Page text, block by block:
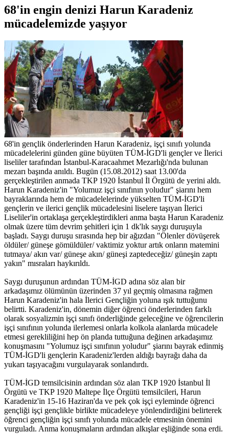
68'in engin denizi Harun Karadeniz
mücadelemizde yaşıyor
68'in gençlik önderlerinden Harun Karadeniz, işçi sınıfı yolunda
mücadelelerini günden güne büyüten TÜM-İGD'li gençler ve İlerici
liseliler tarafından İstanbul-Karacaahmet Mezarlığı'nda bulunan
mezarı başında anıldı. Bugün (15.08.2012) saat 13.00'da
gerçekleştirilen anmada TKP 1920 İstanbul İl Örgütü de yerini aldı.
Harun Karadeniz'in "Yolumuz işçi sınıfının yoludur" şiarını hem
bayraklarında hem de mücadelelerinde yükselten TÜM-İGD'li
gençlerin ve ilerici gençlik mücadelesini liselere taşıyan İlerici
Liseliler'in ortaklaşa gerçekleştirdikleri anma başta Harun Karadeniz
olmak üzere tüm devrim şehitleri için 1 dk'lık saygı duruşuyla
başladı. Saygı duruşu sırasında hep bir ağızdan "Ölenler dövüşerek
öldüler/ güneşe gömüldüler/ vaktimiz yoktur artık onların matemini
tutmaya/ akın var/ güneşe akın/ güneşi zaptedeceğiz/ güneşin zaptı
yakın" mısraları haykırıldı.
Saygı duruşunun ardından TÜM-İGD adına söz alan bir
arkadaşımız ölümünün üzerinden 37 yıl geçmiş olmasına rağmen
Harun Karadeniz'in hala İlerici Gençliğin yoluna ışık tuttuğunu
belirtti. Karadeniz'in, dönemin diğer öğrenci önderlerinden farklı
olarak sosyalizmin işçi sınıfı önderliğinde geleceğine ve öğrencilerin
işçi sınıfının yolunda ilerlemesi onlarla kolkola alanlarda mücadele
etmesi gerekliliğini hep ön planda tuttuğuna değinen arkadaşımız
konuşmasını "Yolumuz işçi sınıfının yoludur" şiarını bayrak edinmiş
TÜM-İGD'li gençlerin Karadeniz'lerden aldığı bayrağı daha da
yukarı taşıyacağını vurgulayarak sonlandırdı.
TÜM-İGD temsilcisinin ardından söz alan TKP 1920 İstanbul İl
Örgütü ve TKP 1920 Maltepe İlçe Örgütü temsilcileri, Harun
Karadeniz'in 15-16 Haziran'da ve pek çok işçi eyleminde öğrenci
gençliği işçi gençlikle birlikte mücadeleye yönlendirdiğini belirterek
öğrenci gençliğin işçi sınıfı yolunda mücadele etmesinin önemini
vurguladı. Anma konuşmaların ardından alkışlar eşliğinde sona erdi.